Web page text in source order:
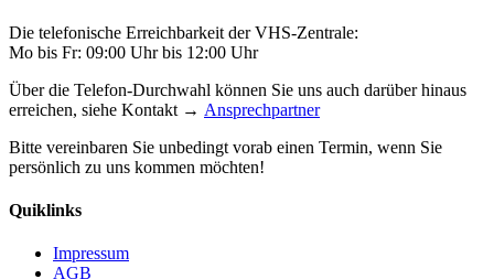
Die telefonische Erreichbarkeit der VHS-Zentrale:
Mo bis Fr: 09:00 Uhr bis 12:00 Uhr
Über die Telefon-Durchwahl können Sie uns auch darüber hinaus
erreichen, siehe Kontakt → Ansprechpartner
Bitte vereinbaren Sie unbedingt vorab einen Termin, wenn Sie
persönlich zu uns kommen möchten!
Quiklinks
Impressum
AGB